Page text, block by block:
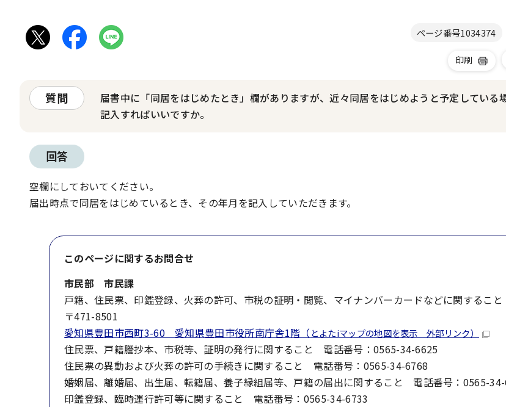
ページ番号1034374
印刷
質問
届書中に「同居をはじめたとき」欄がありますが、近々同居をはじめようと予定している
記入すればいいですか。
回答
空欄にしておいてください。
届出時点で同居をはじめているとき、その年月を記入していただきます。
このページに関するお問合せ
市民部 市民課
戸籍、住民票、印鑑登録、火葬の許可、市税の証明・閲覧、マイナンバーカードなどに関すること
〒471-8501
愛知県豊田市西町3-60 愛知県豊田市役所南庁舎1階（ とよたiマップの地図を表示 外部リンク）
住民票、戸籍謄抄本、市税等、証明の発行に関すること 電話番号：0565-34-6625
住民票の異動および火葬の許可の手続きに関すること 電話番号：0565-34-6768
婚姻届、離婚届、出生届、転籍届、養子縁組届等、戸籍の届出に関すること 電話番号：0565-
印鑑登録、臨時運行許可等に関すること 電話番号：0565-34-6733